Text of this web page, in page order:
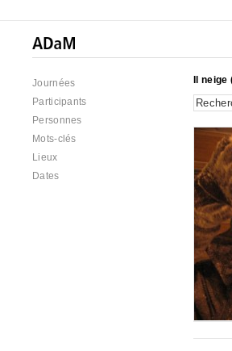
Journées
Participants
Personnes
Mots-clés
Lieux
Dates
Il neige